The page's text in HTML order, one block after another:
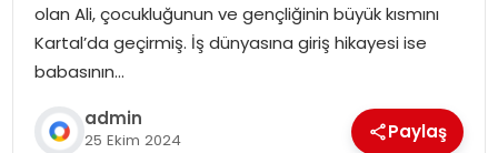
olan Ali, çocukluğunun ve gençliğinin büyük kısmını
Kartal’da geçirmiş. İş dünyasına giriş hikayesi ise
babasının…
admin
25 Ekim 2024 Paylaş